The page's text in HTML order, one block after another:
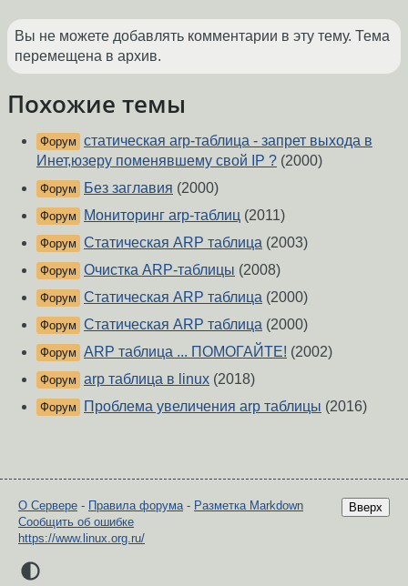
Вы не можете добавлять комментарии в эту тему. Тема
перемещена в архив.
Похожие темы
Форум статическая arp-таблица - запрет выхода в
Инет,юзеру поменявшему свой IP ? (2000)
Форум Без заглавия (2000)
Форум Мониторинг arp-таблиц (2011)
Форум Статическая ARP таблица (2003)
Форум Очистка ARP-таблицы (2008)
Форум Статическая ARP таблица (2000)
Форум Статическая ARP таблица (2000)
Форум ARP таблица ... ПОМОГАЙТЕ! (2002)
Форум arp таблица в linux (2018)
Форум Проблема увеличения arp таблицы (2016)
Вверх
О Сервере - Правила форума- Разметка Markdown
Сообщить об ошибке
https://www.linux.org.ru/